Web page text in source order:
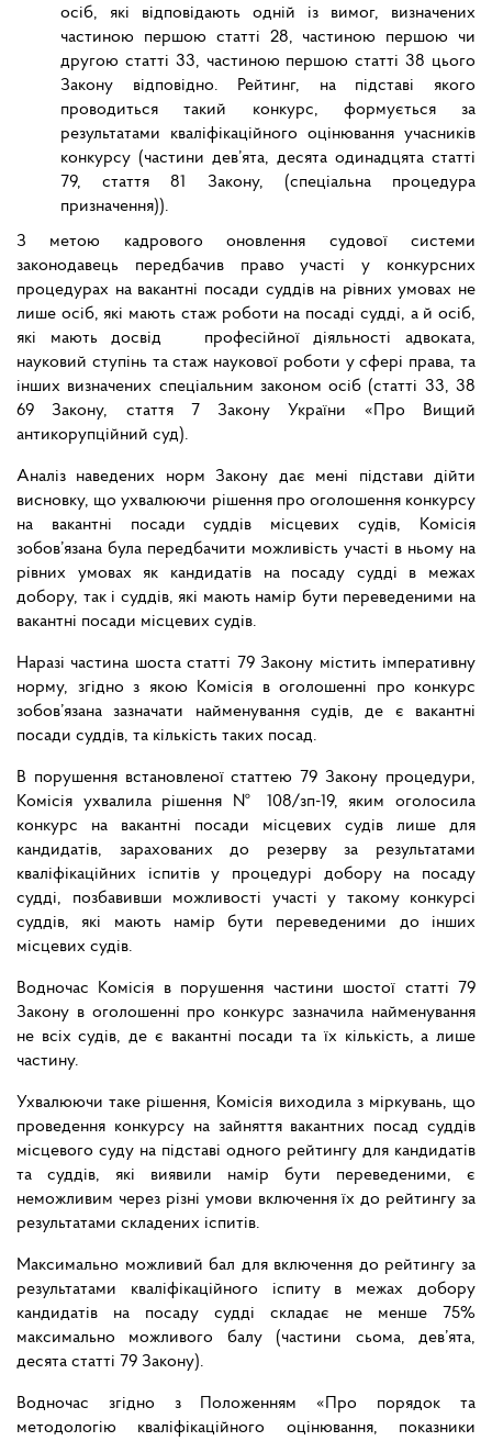
осіб, які відповідають одній із вимог, визначених
частиною першою статті 28, частиною першою чи
другою статті 33, частиною першою статті 38 цього
Закону відповідно. Рейтинг, на підставі якого
проводиться такий конкурс, формується за
результатами кваліфікаційного оцінювання учасників
конкурсу (частини дев’ята, десята одинадцята статті
79, стаття 81 Закону, (спеціальна процедура
призначення)).
З метою кадрового оновлення судової системи
законодавець передбачив право участі у конкурсних
процедурах на вакантні посади суддів на рівних умовах не
лише осіб, які мають стаж роботи на посаді судді, а й осіб,
які мають досвід професійної діяльності адвоката,
науковий ступінь та стаж наукової роботи у сфері права, та
інших визначених спеціальним законом осіб (статті 33, 38
69 Закону, стаття 7 Закону України «Про Вищий
антикорупційний суд).
Аналіз наведених норм Закону дає мені підстави дійти
висновку, що ухвалюючи рішення про оголошення конкурсу
на вакантні посади суддів місцевих судів, Комісія
зобов’язана була передбачити можливість участі в ньому на
рівних умовах як кандидатів на посаду судді в межах
добору, так і суддів, які мають намір бути переведеними на
вакантні посади місцевих судів.
Наразі частина шоста статті 79 Закону містить імперативну
норму, згідно з якою Комісія в оголошенні про конкурс
зобов’язана зазначати найменування судів, де є вакантні
посади суддів, та кількість таких посад.
В порушення встановленої статтею 79 Закону процедури,
Комісія ухвалила рішення № 108/зп-19, яким оголосила
конкурс на вакантні посади місцевих судів лише для
кандидатів, зарахованих до резерву за результатами
кваліфікаційних іспитів у процедурі добору на посаду
судді, позбавивши можливості участі у такому конкурсі
суддів, які мають намір бути переведеними до інших
місцевих судів.
Водночас Комісія в порушення частини шостої статті 79
Закону в оголошенні про конкурс зазначила найменування
не всіх судів, де є вакантні посади та їх кількість, а лише
частину.
Ухвалюючи таке рішення, Комісія виходила з міркувань, що
проведення конкурсу на зайняття вакантних посад суддів
місцевого суду на підставі одного рейтингу для кандидатів
та суддів, які виявили намір бути переведеними, є
неможливим через різні умови включення їх до рейтингу за
результатами складених іспитів.
Максимально можливий бал для включення до рейтингу за
результатами кваліфікаційного іспиту в межах добору
кандидатів на посаду судді складає не менше 75%
максимально можливого балу (частини сьома, дев’ята,
десята статті 79 Закону).
Водночас згідно з Положенням «Про порядок та
методологію кваліфікаційного оцінювання, показники